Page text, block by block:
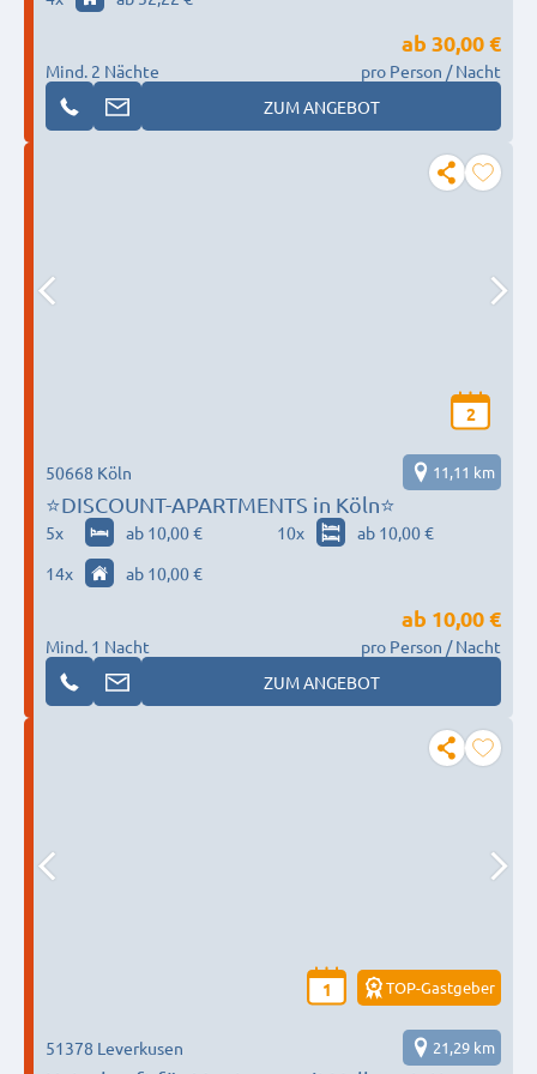
Mind. 2 Nächte
ab 30,00 €
pro Person / Nacht
ZUM ANGEBOT
2
⭐️DISCOUNT-APARTMENTS in Köln⭐️
50668 Köln 11,11 km
5x ab 10,00 € 10x
ab 10,00 €
14x ab 10,00 €
Mind. 1 Nacht
ab 10,00 €
pro Person / Nacht
ZUM ANGEBOT
1 TOP-Gastgeber
51378 Leverkusen 21,29 km